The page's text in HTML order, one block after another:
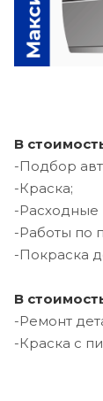
В
-Подбор
-Краска;
-Расходные
-Работы по
-Покраска
В
-Ремонт
-Краска с